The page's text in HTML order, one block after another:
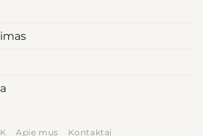
Apie mus Kontaktai